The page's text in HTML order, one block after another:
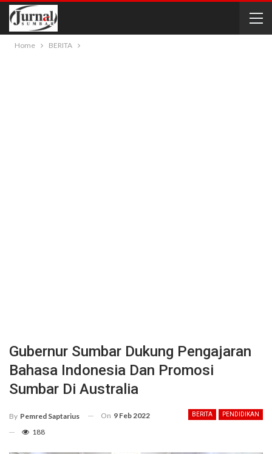
Home BERITA
Gubernur Sumbar Dukung Pengajaran
Bahasa Indonesia Dan Promosi
Sumbar Di Australia
BERITA PENDIDIKAN
By Pemred Saptarius On 9 Feb 2022
188